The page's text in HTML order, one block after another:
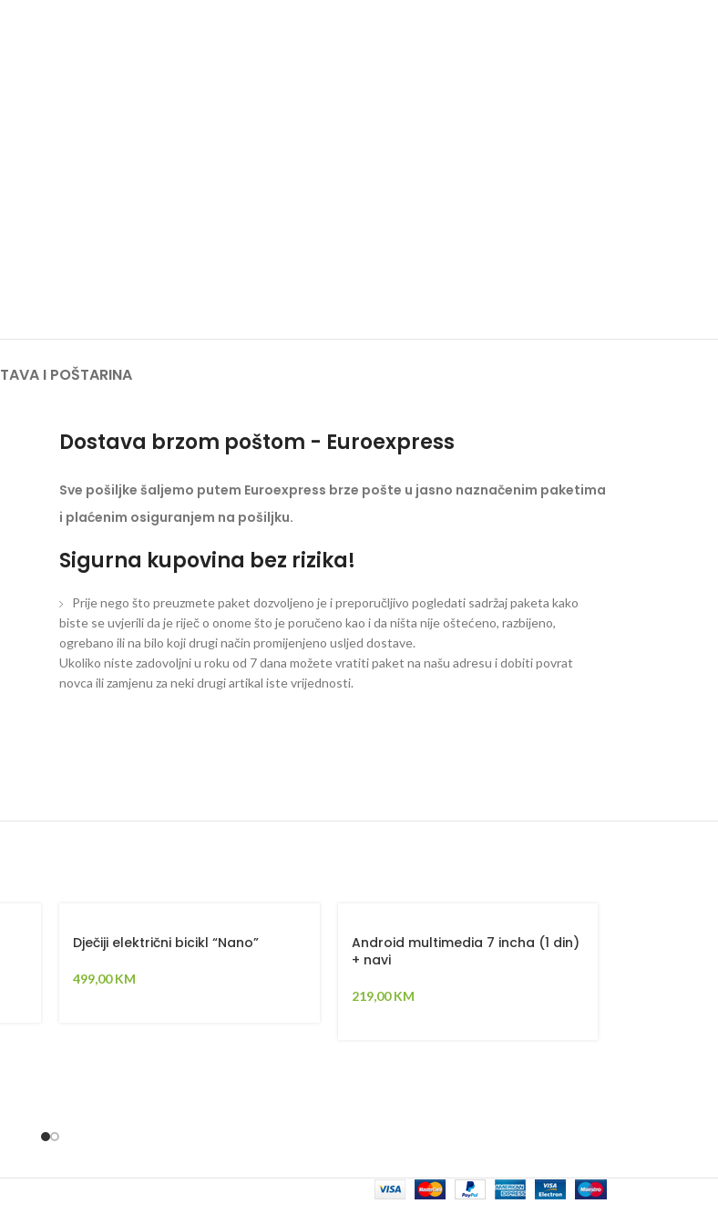
I POŠTARINA
Dostava brzom poštom - Euroexpress
Sve pošiljke šaljemo putem Euroexpress brze pošte u jasno naznačenim paketima
i plaćenim osiguranjem na pošiljku.
Sigurna kupovina bez rizika!
Prije nego što preuzmete paket dozvoljeno je i preporučljivo pogledati sadržaj paketa kako
biste se uvjerili da je riječ o onome što je poručeno kao i da ništa nije oštećeno, razbijeno,
ogrebano ili na bilo koji drugi način promijenjeno usljed dostave.
Ukoliko niste zadovoljni u roku od 7 dana možete vratiti paket na našu adresu i dobiti povrat
novca ili zamjenu za neki drugi artikal iste vrijednosti.
Dječiji električni bicikl “Nano”
499,00KM
Android multimedia 7 incha (1 din)
+ navi
219,00KM